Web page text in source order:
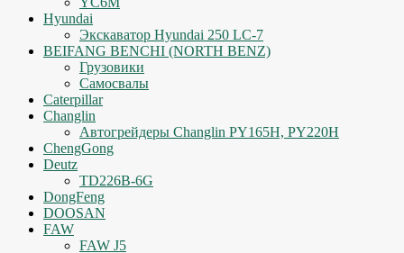
Hyundai
Экскаватор Hyundai 250 LC-7
BEIFANG BENCHI (NORTH BENZ)
Грузовики
Самосвалы
Caterpillar
Changlin
Автогрейдеры Changlin PY165H, PY220H
ChengGong
Deutz
TD226B-6G
DongFeng
DOOSAN
FAW
FAW J5